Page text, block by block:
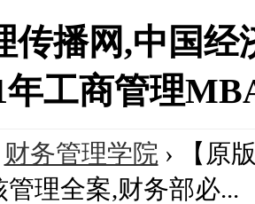
传播网,中国
年工商管理
财务管理学院 › 【原
理全案,财务部必...